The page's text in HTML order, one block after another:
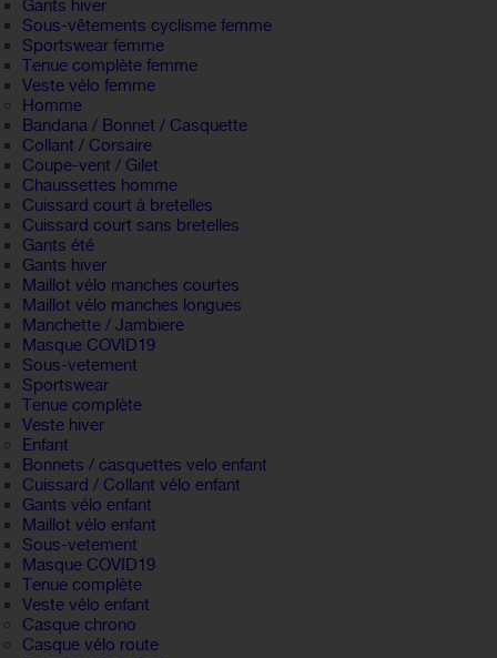
Gants hiver
Sous-vêtements cyclisme femme
Sportswear femme
Tenue complète femme
Veste vélo femme
Homme
Bandana / Bonnet / Casquette
Collant / Corsaire
Coupe-vent / Gilet
Chaussettes homme
Cuissard court à bretelles
Cuissard court sans bretelles
Gants été
Gants hiver
Maillot vélo manches courtes
Maillot vélo manches longues
Manchette / Jambiere
Masque COVID19
Sous-vetement
Sportswear
Tenue complète
Veste hiver
Enfant
Bonnets / casquettes velo enfant
Cuissard / Collant vélo enfant
Gants vélo enfant
Maillot vélo enfant
Sous-vetement
Masque COVID19
Tenue complète
Veste vélo enfant
Casque chrono
Casque vélo route